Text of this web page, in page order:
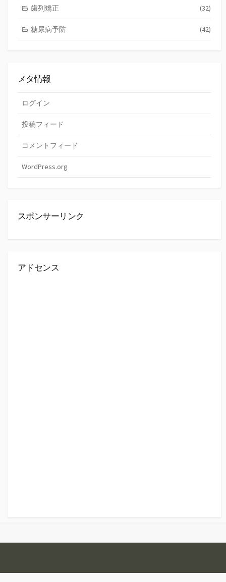
歯列矯正 (32)
糖尿病予防 (42)
メタ情報
ログイン
投稿フィード
コメントフィード
WordPress.org
スポンサーリンク
アドセンス